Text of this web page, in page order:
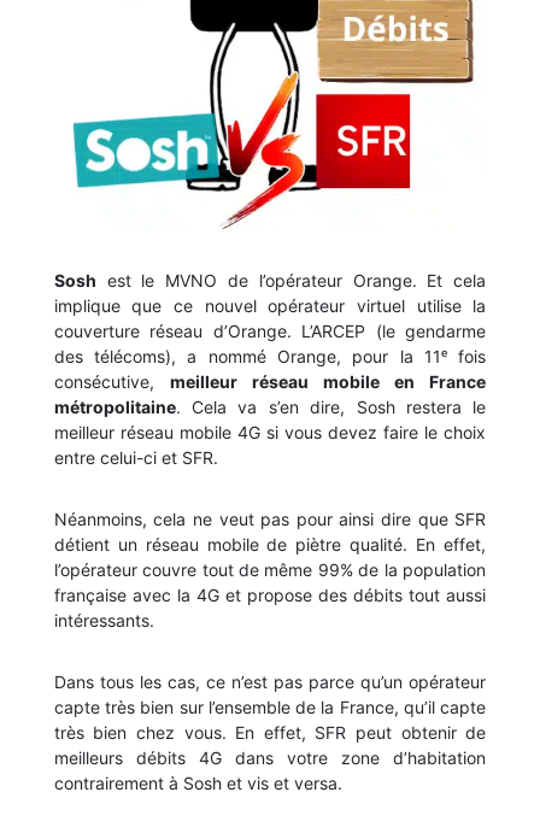
Sosh est le MVNO de l’opérateur Orange. Et cela
implique que ce nouvel opérateur virtuel utilise la
couverture réseau d’Orange. L’ARCEP (le gendarme
des télécoms), a nommé Orange, pour la 11ᵉ fois
consécutive, meilleur réseau mobile en France
métropolitaine. Cela va s’en dire, Sosh restera le
meilleur réseau mobile 4G si vous devez faire le choix
entre celui-ci et SFR.
Néanmoins, cela ne veut pas pour ainsi dire que SFR
détient un réseau mobile de piètre qualité. En effet,
l’opérateur couvre tout de même 99% de la population
française avec la 4G et propose des débits tout aussi
intéressants.
Dans tous les cas, ce n’est pas parce qu’un opérateur
capte très bien sur l’ensemble de la France, qu’il capte
très bien chez vous. En effet, SFR peut obtenir de
meilleurs débits 4G dans votre zone d’habitation
contrairement à Sosh et vis et versa.